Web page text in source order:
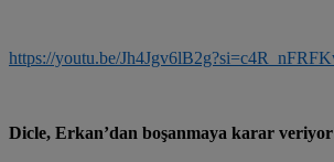
https://youtu.be/
Dicle, Erkan’dan boşanmaya karar